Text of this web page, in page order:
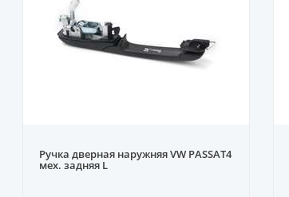
Ручка дверная наружняя VW PASSAT4
мех. задняя L